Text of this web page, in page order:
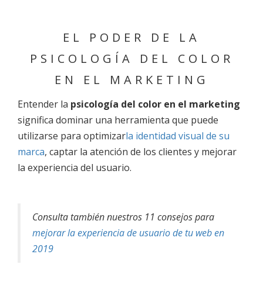
EL PODER DE LA
PSICOLOGÍA DEL COLOR
EN EL MARKETING
Entender la psicología del color en el marketing
significa dominar una herramienta que puede
utilizarse para optimizarla identidad visual de su
marca, captar la atención de los clientes y mejorar
la experiencia del usuario.
Consulta también nuestros 11 consejos para
mejorar la experiencia de usuario de tu web en
2019